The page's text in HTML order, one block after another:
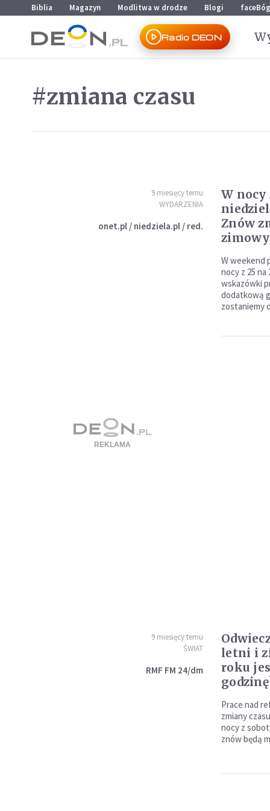
Przejdź do menu głównego
Przejdź do treści
Biblia Magazyn Modlitwa w drodze Blogi faceBóg
Radio DEON
#zmiana czasu
9 miesięcy temu
WYDARZENIA
onet.pl / niedziela.pl / red.
W nocy
Znów
zimowy
W weekend
nocy z 25 na
wskazówki
dodatkową
zostaniemy
9 miesięcy temu
ŚWIAT
RMF FM 24/dm
letni i
roku
Prace nad
zmiany
nocy z
znów będą